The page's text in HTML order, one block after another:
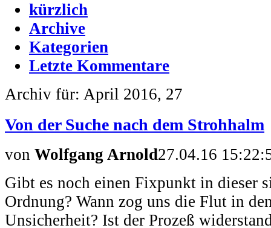
kürzlich
Archive
Kategorien
Letzte Kommentare
Archiv für: April 2016, 27
Von der Suche nach dem Strohhalm
von Wolfgang Arnold27.04.16
Gibt es noch einen Fixpunkt in dieser
Ordnung? Wann zog uns die Flut in
Unsicherheit? Ist der Prozeß